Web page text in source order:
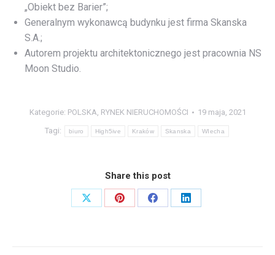
„Obiekt bez Barier”;
Generalnym wykonawcą budynku jest firma Skanska
S.A.;
Autorem projektu architektonicznego jest pracownia NS
Moon Studio.
Kategorie: POLSKA RYNEK NIERUCHOMOŚCI 19 maja, 2021
Tagi: biuro High5ive Kraków Skanska WIecha
Share this post
Share
Share
Share
Share